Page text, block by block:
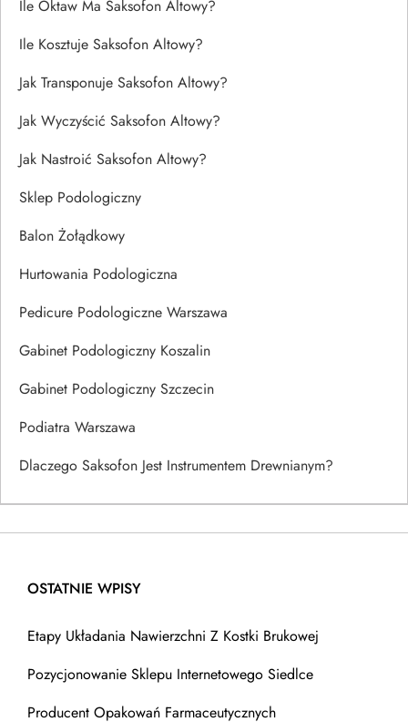
Ile Oktaw Ma Saksofon Altowy?
Ile Kosztuje Saksofon Altowy?
Jak Transponuje Saksofon Altowy?
Jak Wyczyścić Saksofon Altowy?
Jak Nastroić Saksofon Altowy?
Sklep Podologiczny
Balon Żołądkowy
Hurtowania Podologiczna
Pedicure Podologiczne Warszawa
Gabinet Podologiczny Koszalin
Gabinet Podologiczny Szczecin
Podiatra Warszawa
Dlaczego Saksofon Jest Instrumentem Drewnianym?
OSTATNIE WPISY
Etapy Układania Nawierzchni Z Kostki Brukowej
Pozycjonowanie Sklepu Internetowego Siedlce
Producent Opakowań Farmaceutycznych